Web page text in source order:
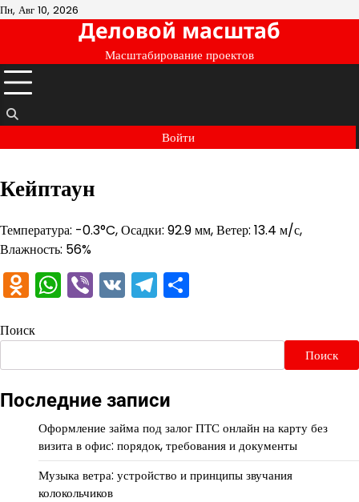
Перейти
Пн, Авг 10, 2026
Деловой масштаб
Масштабирование проектов
Войти
Кейптаун
Температура: -0.3°C, Осадки: 92.9 мм, Ветер: 13.4 м/с,
Влажность: 56%
Odnoklassniki
WhatsApp
Viber
VKTelegram
Поиск
Поиск
Последние записи
Оформление займа под залог ПТС онлайн на карту без
визита в офис: порядок, требования и документы
Музыка ветра: устройство и принципы звучания
колокольчиков